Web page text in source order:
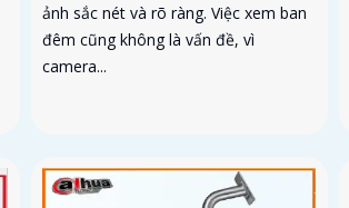
ảnh sắc nét và rõ ràng. Việc xem ban
đêm cũng không là vấn đề, vì
camera...